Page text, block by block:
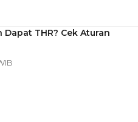
THR? Cek Aturan